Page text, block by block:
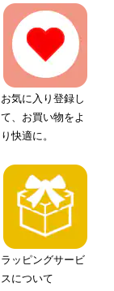
お気に入り登録し
て、お買い物をよ
り快適に。
ラッピングサービ
スについて